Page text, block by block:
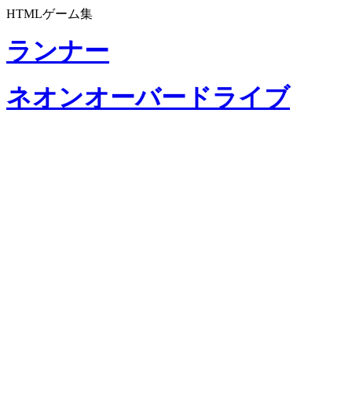
HTMLゲーム集
ランナー
ネオンオーバードライブ